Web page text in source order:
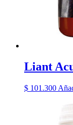
Liant
$ 101.300